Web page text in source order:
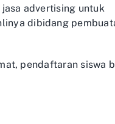
advertising untuk
dibidang
pendaftaran siswa